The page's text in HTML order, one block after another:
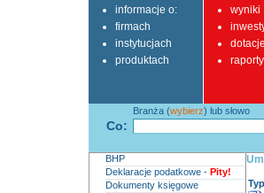
informacje o:
firmach
instytucjach
produktach
wyniki
dotacje
raporty
Co:
Branża (wybierz) lub słowo
BHP
Deklaracje podatkowe - Pity!
Dokumenty księgowe
Typ